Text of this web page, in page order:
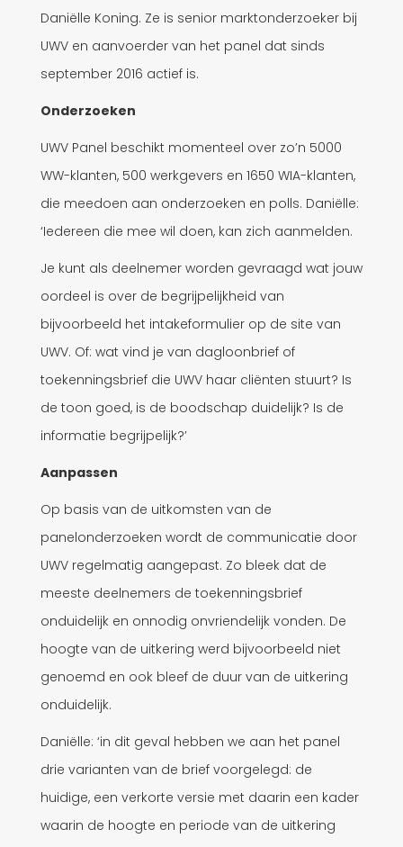
Daniëlle Koning. Ze is senior marktonderzoeker bij
UWV en aanvoerder van het panel dat sinds
september 2016 actief is.
Onderzoeken
UWV Panel beschikt momenteel over zo’n 5000
WW-klanten, 500 werkgevers en 1650 WIA-klanten,
die meedoen aan onderzoeken en polls. Daniëlle:
‘Iedereen die mee wil doen, kan zich aanmelden.
Je kunt als deelnemer worden gevraagd wat jouw
oordeel is over de begrijpelijkheid van
bijvoorbeeld het intakeformulier op de site van
UWV. Of: wat vind je van dagloonbrief of
toekenningsbrief die UWV haar cliënten stuurt? Is
de toon goed, is de boodschap duidelijk? Is de
informatie begrijpelijk?’
Aanpassen
Op basis van de uitkomsten van de
panelonderzoeken wordt de communicatie door
UWV regelmatig aangepast. Zo bleek dat de
meeste deelnemers de toekenningsbrief
onduidelijk en onnodig onvriendelijk vonden. De
hoogte van de uitkering werd bijvoorbeeld niet
genoemd en ook bleef de duur van de uitkering
onduidelijk.
Daniëlle: ‘in dit geval hebben we aan het panel
drie varianten van de brief voorgelegd: de
huidige, een verkorte versie met daarin een kader
waarin de hoogte en periode van de uitkering